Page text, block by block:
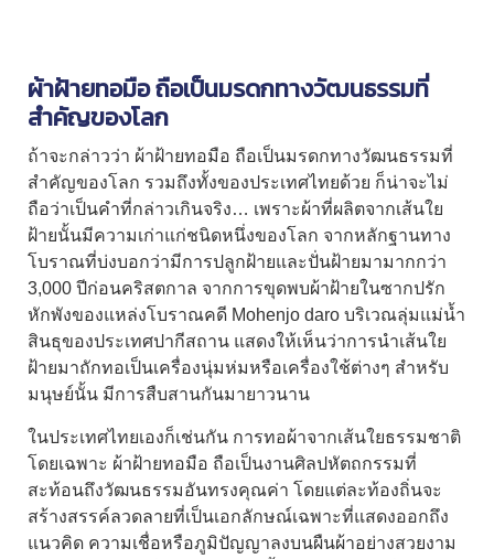
ผ้าฝ้ายทอมือถือเป็นมรดกทางวัฒนธรรมที่
สำคัญของโลก
ถ้าจะกล่าวว่า ผ้าฝ้ายทอมือ ถือเป็นมรดกทางวัฒนธรรมที่
สำคัญของโลก รวมถึงทั้งของประเทศไทยด้วย ก็น่าจะไม่
ถือว่าเป็นคำที่กล่าวเกินจริง… เพราะผ้าที่ผลิตจากเส้นใย
ฝ้ายนั้นมีความเก่าแก่ชนิดหนึ่งของโลก จากหลักฐานทาง
โบราณที่บ่งบอกว่ามีการปลูกฝ้ายและปั่นฝ้ายมามากกว่า
3,000 ปีก่อนคริสตกาล จากการขุดพบผ้าฝ้ายในซากปรัก
หักพังของแหล่งโบราณคดี Mohenjo daro บริเวณลุ่มแม่น้ำ
สินธุของประเทศปากีสถาน แสดงให้เห็นว่าการนำเส้นใย
ฝ้ายมาถักทอเป็นเครื่องนุ่มห่มหรือเครื่องใช้ต่างๆ สำหรับ
มนุษย์นั้น มีการสืบสานกันมายาวนาน
ในประเทศไทยเองก็เช่นกัน การทอผ้าจากเส้นใยธรรมชาติ
โดยเฉพาะ ผ้าฝ้ายทอมือ ถือเป็นงานศิลปหัตถกรรมที่
สะท้อนถึงวัฒนธรรมอันทรงคุณค่า โดยแต่ละท้องถิ่นจะ
สร้างสรรค์ลวดลายที่เป็นเอกลักษณ์เฉพาะที่แสดงออกถึง
แนวคิด ความเชื่อหรือภูมิปัญญาลงบนผืนผ้าอย่างสวยงาม